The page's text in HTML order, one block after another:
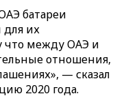
батареи
для их
что между ОАЭ и
отношения,
— сказал
2020 года.